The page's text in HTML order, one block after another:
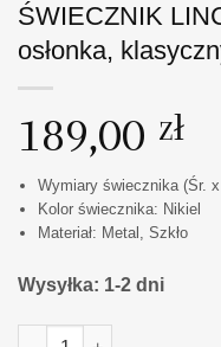
ŚWIECZNIK
osłonka,
189,00 zł
Wymiary świecznika (Śr.
Kolor świecznika: Nikiel
Materiał: Metal, Szkło
Wysyłka: 1-2 dni
ilość ŚWIECZNIK